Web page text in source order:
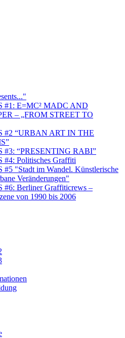
#1: E=MC² MADC AND
– „FROM STREET TO
#2 “URBAN ART IN THE
#3: “PRESENTING RABI”
#4: Politisches Graffiti
"Stadt im Wandel. Künstlerische
Veränderungen"
#6: Berliner Graffiticrews –
von 1990 bis 2006